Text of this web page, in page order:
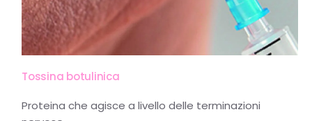
Tossina botulinica
Proteina che agisce a livello delle terminazioni